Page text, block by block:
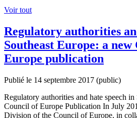
Voir tout
Regulatory authorities
Southeast Europe: a
Europe publication
Publié le 14 septembre 2017 (public)
Regulatory authorities and hate speech
Council of Europe Publication In July
Division of the Council of Europe, in